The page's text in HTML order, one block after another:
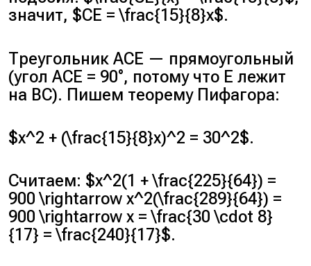
значит, $CE = \frac{15}{8}x$.
Треугольник ACE — прямоугольный
(угол ACE = 90°, потому что E лежит
на BC). Пишем теорему Пифагора:
$x^2 + (\frac{15}{8}x)^2 = 30^2$.
Считаем: $x^2(1 + \frac{225}{64}) =
900 \rightarrow x^2(\frac{289}{64}) =
900 \rightarrow x = \frac{30 \cdot 8}
{17} = \frac{240}{17}$.